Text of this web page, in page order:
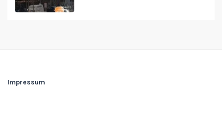
Impressum